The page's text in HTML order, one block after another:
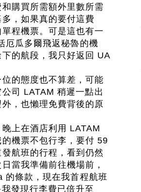
購買所需額外里數所需
，如果真的要付這費
程機票。可是這也有一
厄瓜多爾飛返秘魯的機
的航段，我只好返回 UA
的態度也不算差，可能
司 LATAM 稍遲一點出
，也懶理免費背後的原
上在酒店利用 LATAM
機票不包行李，要付 59
航班的行程，看到仍然
當我準備前往機場前，
的條款，現在我首程航班
發現行李費已倍升至